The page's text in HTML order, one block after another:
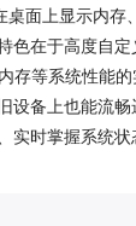
面上显示内存
色在于高度自
存等系统性能
设备上也能流
实时掌握系统